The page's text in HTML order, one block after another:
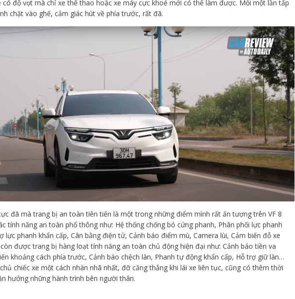
có độ vọt mà chỉ xe thể thao hoặc xe máy cực khoẻ mới có thể làm được. Mỗi một lần tấp
chặt vào ghế, cảm giác hút về phía trước, rất đã.
đã mà trang bị an toàn tiên tiến là một trong những điểm mình rất ấn tượng trên VF 8
tính năng an toàn phổ thông như: Hệ thống chống bó cứng phanh, Phân phối lực phanh
lực phanh khẩn cấp, Cân bằng điện tử, Cảnh báo điểm mù, Camera lùi, Cảm biến đỗ xe
được trang bị hàng loạt tính năng an toàn chủ động hiện đại như: Cảnh báo tiền va
khoảng cách phía trước, Cảnh báo chệch làn, Phanh tự động khẩn cấp, Hỗ trợ giữ làn…
chiếc xe một cách nhàn nhã nhất, đỡ căng thẳng khi lái xe liên tục, cũng có thêm thời
hưởng những hành trình bên người thân.